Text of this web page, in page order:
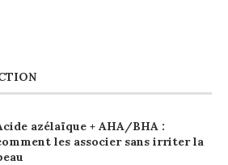
azélaïque + AHA/BHA :
les associer sans irriter la